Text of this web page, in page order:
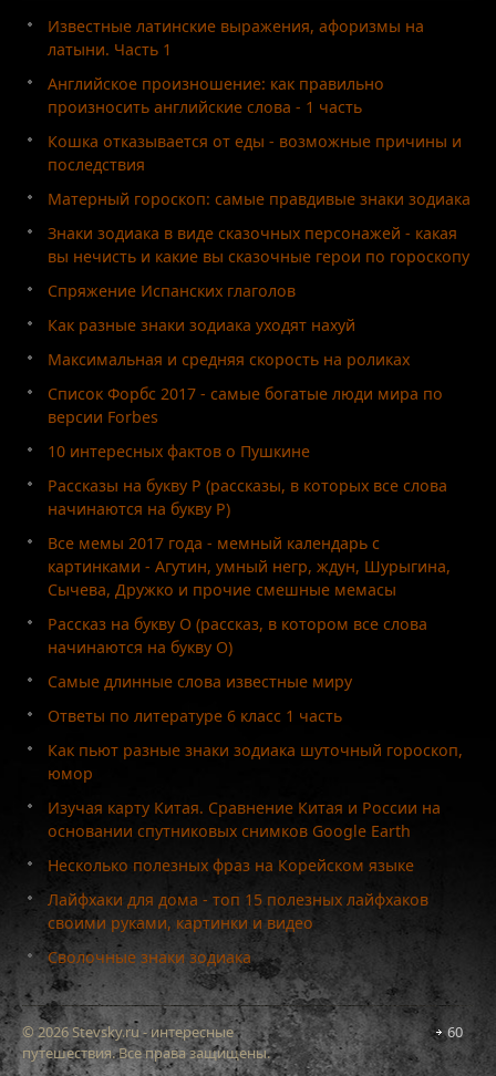
Известные латинские выражения, афоризмы на
латыни. Часть 1
Английское произношение: как правильно
произносить английские слова - 1 часть
Кошка отказывается от еды - возможные причины и
последствия
Матерный гороскоп: самые правдивые знаки зодиака
Знаки зодиака в виде сказочных персонажей - какая
вы нечисть и какие вы сказочные герои по гороскопу
Спряжение Испанских глаголов
Как разные знаки зодиака уходят нахуй
Максимальная и средняя скорость на роликах
Список Форбс 2017 - самые богатые люди мира по
версии Forbes
10 интересных фактов о Пушкине
Рассказы на букву Р (рассказы, в которых все слова
начинаются на букву Р)
Все мемы 2017 года - мемный календарь с
картинками - Агутин, умный негр, ждун, Шурыгина,
Сычева, Дружко и прочие смешные мемасы
Рассказ на букву О (рассказ, в котором все слова
начинаются на букву О)
Самые длинные слова известные миру
Ответы по литературе 6 класс 1 часть
Как пьют разные знаки зодиака шуточный гороскоп,
юмор
Изучая карту Китая. Сравнение Китая и России на
основании спутниковых снимков Google Earth
Несколько полезных фраз на Корейском языке
Лайфхаки для дома - топ 15 полезных лайфхаков
своими руками, картинки и видео
Сволочные знаки зодиака
60
© 2026 Stevsky.ru - интересные
путешествия. Все права защищены.